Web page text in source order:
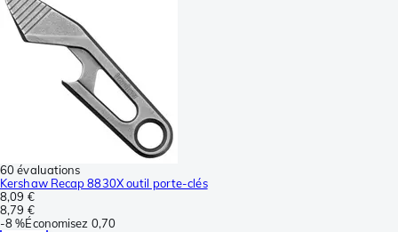
60 évaluations
Kershaw Recap 8830X outil porte-clés
8,09 €
8,79 €
-8 %Économisez 0,70